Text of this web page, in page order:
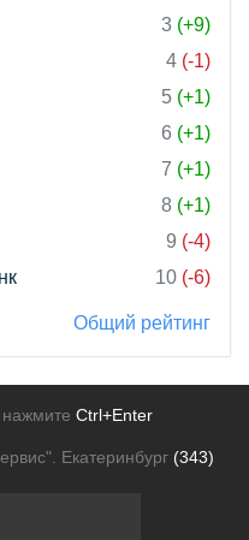
3 (+9)
4 (-1)
5 (+1)
6 (+1)
7 (+1)
8 (+1)
9 (-4)
10 (-6)
Общий рейтинг
Ctrl+Enter
Екатеринбург (343)